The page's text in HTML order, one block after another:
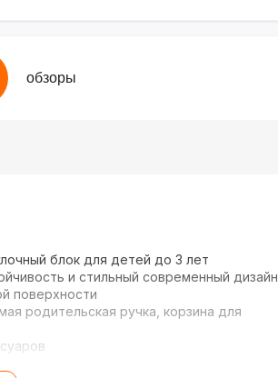
обзоры
блок для детей до 3 лет
и стильный современный дизайн
поверхности
родительская ручка, корзина для